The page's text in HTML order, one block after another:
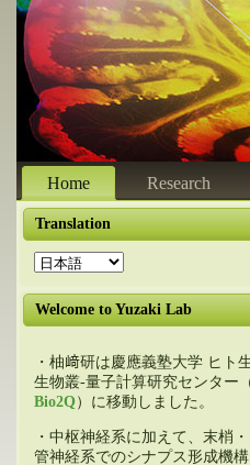
Home Research
Translation
Welcome to Yuzaki Lab
・柚﨑研は慶應義塾大学 ヒト
生物叢-量子計算研究センター
Bio2Q）に移動しました。
・中枢神経系に加えて、末梢
管神経系でのシナプス形成機